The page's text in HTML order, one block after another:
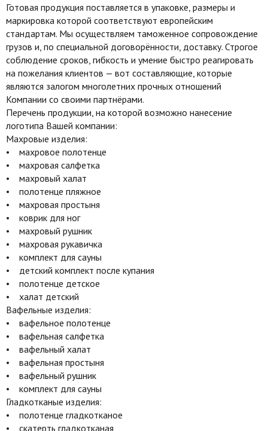
Готовая продукция поставляется в упаковке, размеры и
маркировка которой соответствуют европейским
стандартам. Мы осуществляем таможенное сопровождение
грузов и, по специальной договорённости, доставку. Строгое
соблюдение сроков, гибкость и умение быстро реагировать
на пожелания клиентов — вот составляющие, которые
являются залогом многолетних прочных отношений
Компании со своими партнёрами.
Перечень продукции, на которой возможно нанесение
логотипа Вашей компании:
Махровые изделия:
• махровое полотенце
• махровая салфетка
• махровый халат
• полотенце пляжное
• махровая простыня
• коврик для ног
• махровый рушник
• махровая рукавичка
• комплект для сауны
• детский комплект после купания
• полотенце детское
• халат детский
Вафельные изделия:
• вафельное полотенце
• вафельная салфетка
• вафельный халат
• вафельная простыня
• вафельный рушник
• комплект для сауны
Гладкотканые изделия:
• полотенце гладкотканое
• скатерть гладкотканая